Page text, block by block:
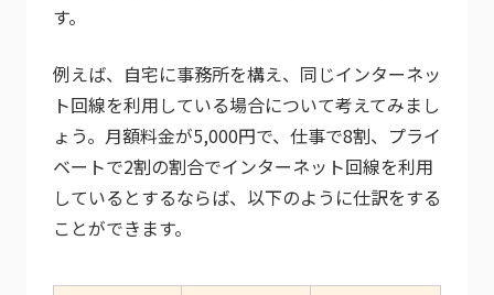
す。
例えば、自宅に事務所を構え、同じインターネッ
ト回線を利用している場合について考えてみまし
ょう。月額料金が5,000円で、仕事で8割、プライ
ベートで2割の割合でインターネット回線を利用
しているとするならば、以下のように仕訳をする
ことができます。